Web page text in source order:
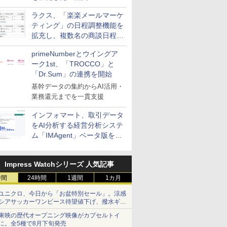
送信防止アドインサービス」
を提供
ラクス、「楽楽メールマーケ
ティング」の日程調整機能を
拡充し、複数名の商談日程調
整を効率化
primeNumberとウイングア
ーク1st、「TROCCO」と
「Dr.Sum」の連携を開始
基幹データの集約からAI活用・
業務還元までを一貫支援
インフォマート、取引データ
をAI分析する経営分析システ
ム「IMAgent」ベータ版を提
Impress Watchシリーズ 人気記事
24時間 1週間 1カ月
ニクロ、今日から「お盆特別セール」。涼感
アサッカーワンピース待望値下げ、撥水ギア
ョーツは1990円に
映の歴代オープニング映像がカプセルトイ
。全5種で8月下旬発売